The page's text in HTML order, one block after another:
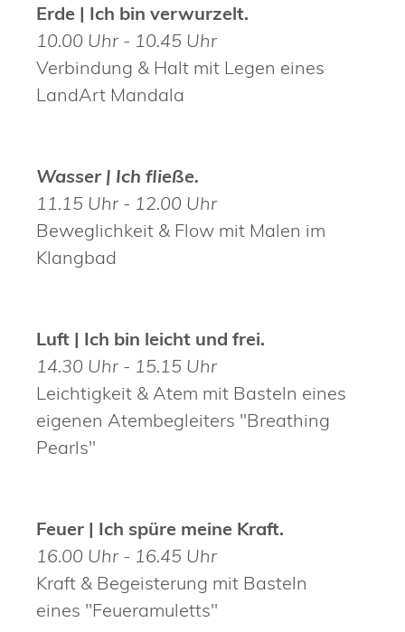
Erde | Ich bin verwurzelt.
10.00 Uhr - 10.45 Uhr
Verbindung & Halt mit Legen eines
LandArt Mandala
Wasser | Ich fließe.
11.15 Uhr - 12.00 Uhr
Beweglichkeit & Flow mit Malen im
Klangbad
Luft | Ich bin leicht und frei.
14.30 Uhr - 15.15 Uhr
Leichtigkeit & Atem mit Basteln eines
eigenen Atembegleiters "Breathing
Pearls"
Feuer | Ich spüre meine Kraft.
16.00 Uhr - 16.45 Uhr
Kraft & Begeisterung mit Basteln
eines "Feueramuletts"